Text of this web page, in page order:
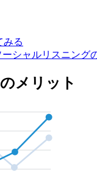
みる
シャルリスニング
メリット